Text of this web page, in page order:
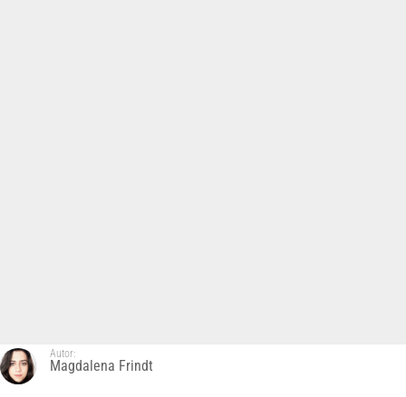
Autor:
Magdalena Frindt